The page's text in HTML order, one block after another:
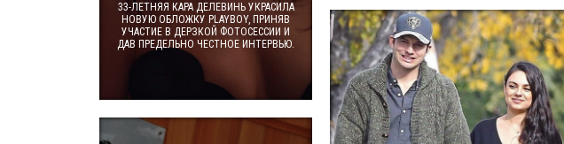
33-ЛЕТНЯЯ КАРА ДЕЛЕВИНЬ УКРАСИЛА
НОВУЮ ОБЛОЖКУ PLAYBOY, ПРИНЯВ
УЧАСТИЕ В ДЕРЗКОЙ ФОТОСЕССИИ И
ДАВ ПРЕДЕЛЬНО ЧЕСТНОЕ ИНТЕРВЬЮ.